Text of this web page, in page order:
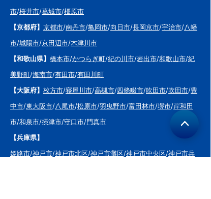
市/桜井市/葛城市/橿原市
【京都府】 京都市/南丹市/亀岡市/向日市/長岡京市/宇治市/八幡
市/城陽市/京田辺市/木津川市
【和歌山県】 橋本市/かつらぎ町/紀の川市/岩出市/和歌山市/紀
美野町/海南市/有田市/有田川町
【大阪府】 枚方市/寝屋川市/高槻市/四條畷市/吹田市/吹田市/豊
中市/東大阪市/八尾市/松原市/羽曳野市/富田林市/堺市/岸和田
市/和泉市/摂津市/守口市/門真市
【兵庫県】
姫路市/神戸市/神戸市北区/神戸市灘区/神戸市中央区/神戸市兵